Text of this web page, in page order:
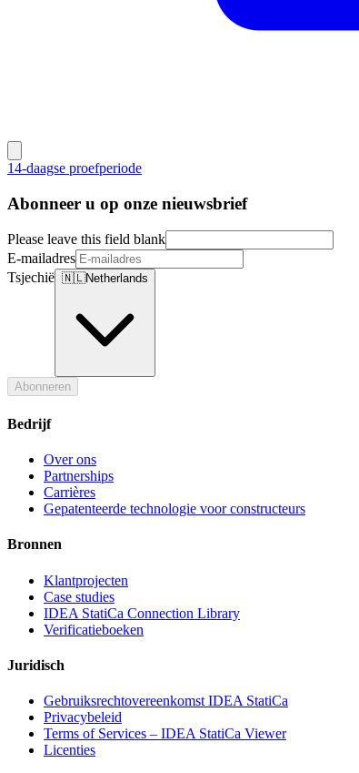
14-daagse proefperiode
Abonneer u op onze nieuwsbrief
Please leave this field blank
E-mailadres
Tsjechië 🇳🇱Netherlands
Abonneren
Bedrijf
Over ons
Partnerships
Carrières
Gepatenteerde technologie voor constructeurs
Bronnen
Klantprojecten
Case studies
IDEA StatiCa Connection Library
Verificatieboeken
Juridisch
Gebruiksrechtovereenkomst IDEA StatiCa
Privacybeleid
Terms of Services – IDEA StatiCa Viewer
Licenties